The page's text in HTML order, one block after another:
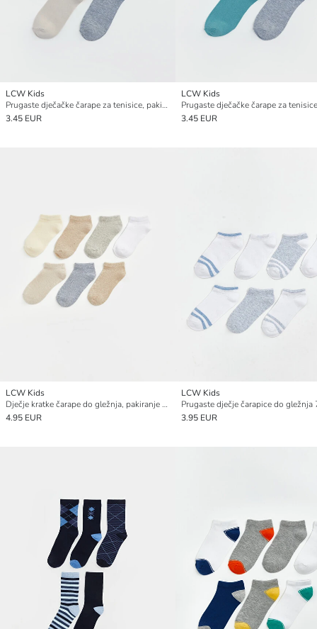
LCW Kids
Prugaste dječačke čarape za tenisice, pakiranje od 5 komada
3.45 EUR
LCW Kids
3.45 EUR
LCW Kids
Dječje kratke čarape do gležnja, pakiranje od 7 komada
4.95 EUR
LCW Kids
Prugaste dječje čarapice do gležnja
3.95 EUR